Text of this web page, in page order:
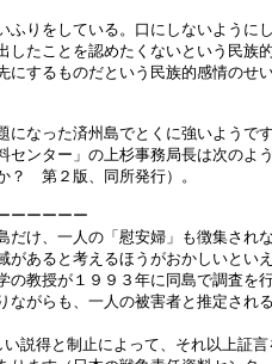
りをしている。口にしないように
したことを認めたくないという民族
にするものだという民族的感情のせ
なった済州島でとくに強いようで
センター」の上杉事務局長は次のよ
　第２版、同所発行）。
ーーー
け、一人の「慰安婦」も徴集され
があると考えるほうがおかしいとい
の教授が１９９３年に同島で調査を
ながらも、一人の被害者と推定され
説得と制止によって、それ以上証言